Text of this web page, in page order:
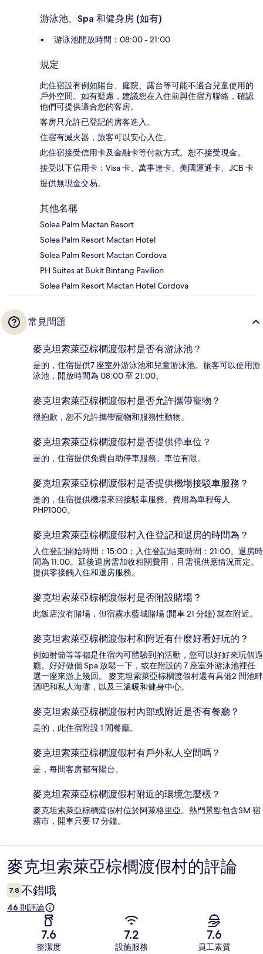
游泳池、Spa 和健身房 (如有)
游泳池開放時間：08:00 - 21:00
規定
此住宿設有例如陽台、庭院、露台等可能不適合兒童使用的
戶外空間。如有疑慮，建議您在入住前與住宿方聯絡，確認
他們可提供適合您的客房。
客房只允許已登記的房客進入。
住宿有滅火器，旅客可以安心入住。
此住宿接受信用卡及金融卡等付款方式。恕不接受現金。
接受以下信用卡：Visa 卡、萬事達卡、美國運通卡、JCB 卡
提供無現金交易。
其他名稱
Solea Palm Mactan Resort
Solea Palm Resort Mactan Hotel
Solea Palm Resort Mactan Cordova
PH Suites at Bukit Bintang Pavilion
Solea Palm Resort Mactan Hotel Cordova
常見問題
麥克坦索萊亞棕櫚渡假村是否有游泳池？
是的，住宿提供7 座室外游泳池和兒童游泳池。旅客可以使用游
泳池，開放時間為 08:00 至 21:00。
麥克坦索萊亞棕櫚渡假村是否允許攜帶寵物？
很抱歉，恕不允許攜帶寵物和服務性動物。
麥克坦索萊亞棕櫚渡假村是否提供停車位？
是的，住宿提供免費自助停車服務。車位有限。
麥克坦索萊亞棕櫚渡假村是否提供機場接駁車服務？
是的，住宿提供機場來回接駁車服務。費用為單程每人
PHP1000。
麥克坦索萊亞棕櫚渡假村入住登記和退房的時間為？
入住登記開始時間：15:00；入住登記結束時間：21:00。退房時
間為 11:00。延後退房需加收相關費用，且需視供應情況而定。
提供零接觸入住和退房服務。
麥克坦索萊亞棕櫚渡假村是否附設賭場？
此飯店沒有賭場，但宿霧水藍城賭場 (開車 21 分鐘) 就在附近。
麥克坦索萊亞棕櫚渡假村和附近有什麼好看好玩的？
例如射箭等等都是住宿內可體驗到的活動，您可以好好來玩個過
癮。好好做個 Spa 放鬆一下，或在附設的 7 座室外游泳池裡任
選一座來游上幾回。 麥克坦索萊亞棕櫚渡假村還有具備2 間池畔
酒吧和私人海灘，以及三溫暖和健身中心。
麥克坦索萊亞棕櫚渡假村內部或附近是否有餐廳？
是的，此住宿附設 1 間餐廳。
麥克坦索萊亞棕櫚渡假村有戶外私人空間嗎？
是，每間客房都有陽台。
麥克坦索萊亞棕櫚渡假村附近的環境怎麼樣？
麥克坦索萊亞棕櫚渡假村位於阿萊格里亞。熱門景點包含SM 宿
霧市，開車只要 17 分鐘。
評
論
麥克坦索萊亞棕櫚渡假村的評論
7.8 不錯哦
46 則評論
7.6
整潔度
7.2
設施服務
7.6
員工素質